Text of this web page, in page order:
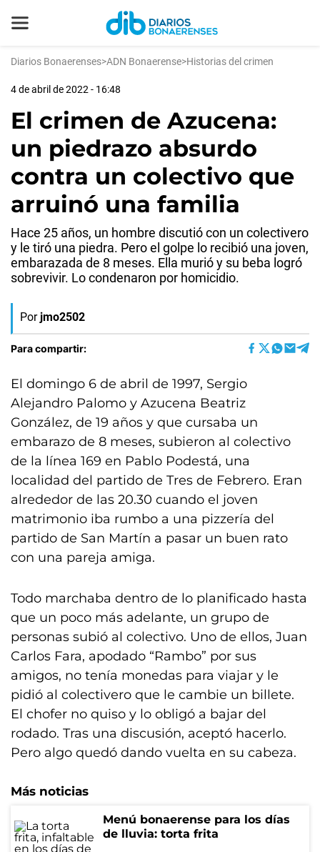
Diarios Bonaerenses>ADN Bonaerense>Historias del crimen
4 de abril de 2022 - 16:48
El crimen de Azucena:
un piedrazo absurdo
contra un colectivo que
arruinó una familia
Hace 25 años, un hombre discutió con un colectivero
y le tiró una piedra. Pero el golpe lo recibió una joven,
embarazada de 8 meses. Ella murió y su beba logró
sobrevivir. Lo condenaron por homicidio.
Por jmo2502
Para compartir:
El domingo 6 de abril de 1997, Sergio
Alejandro Palomo y Azucena Beatriz
González, de 19 años y que cursaba un
embarazo de 8 meses, subieron al colectivo
de la línea 169 en Pablo Podestá, una
localidad del partido de Tres de Febrero. Eran
alrededor de las 20.30 cuando el joven
matrimonio iba rumbo a una pizzería del
partido de San Martín a pasar un buen rato
con una pareja amiga.
Todo marchaba dentro de lo planificado hasta
que un poco más adelante, un grupo de
personas subió al colectivo. Uno de ellos, Juan
Carlos Fara, apodado “Rambo” por sus
amigos, no tenía monedas para viajar y le
pidió al colectivero que le cambie un billete.
El chofer no quiso y lo obligó a bajar del
rodado. Tras una discusión, aceptó hacerlo.
Pero algo quedó dando vuelta en su cabeza.
Más noticias
Menú bonaerense para los días
de lluvia: torta frita